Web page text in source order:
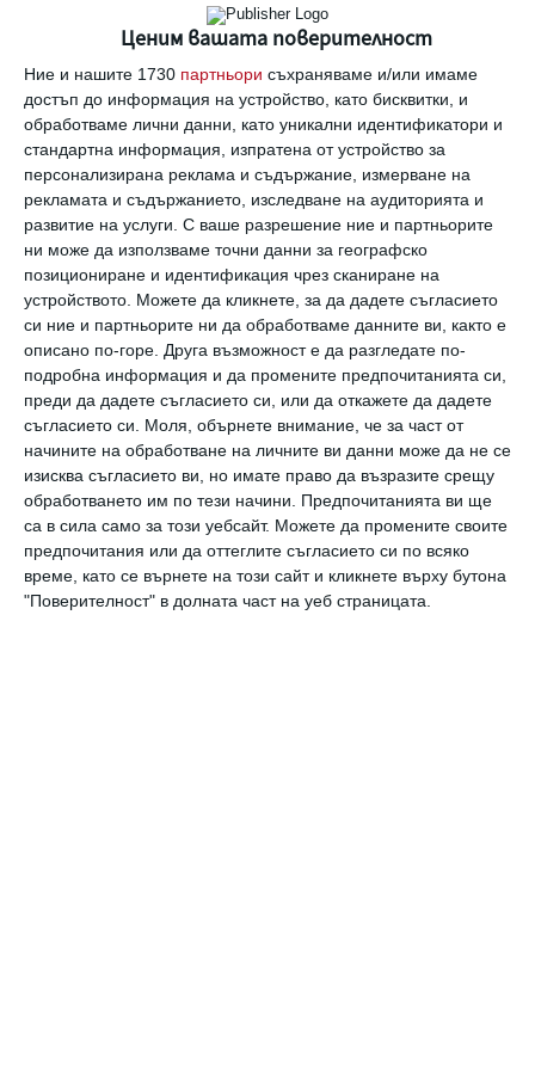
Ценим вашата поверителност
Ние и нашите 1730 партньори съхраняваме и/или имаме
достъп до информация на устройство, като бисквитки, и
обработваме лични данни, като уникални идентификатори и
стандартна информация, изпратена от устройство за
персонализирана реклама и съдържание, измерване на
рекламата и съдържанието, изследване на аудиторията и
развитие на услуги. С ваше разрешение ние и партньорите
ни може да използваме точни данни за географско
позициониране и идентификация чрез сканиране на
устройството. Можете да кликнете, за да дадете съгласието
си ние и партньорите ни да обработваме данните ви, както е
описано по-горе. Друга възможност е да разгледате по-
подробна информация и да промените предпочитанията си,
преди да дадете съгласието си, или да откажете да дадете
съгласието си.
Моля, обърнете внимание, че за част от
начините на обработване на личните ви данни може да не се
изисква съгласието ви, но имате право да възразите срещу
обработването им по тези начини. Предпочитанията ви ще
са в сила само за този уебсайт. Можете да промените своите
предпочитания или да оттеглите съгласието си по всяко
време, като се върнете на този сайт и кликнете върху бутона
"Поверителност" в долната част на уеб страницата.
Най нови
Здраве
Вените не обичат жегата
06 август 2026 г.
Заедно
Идилия и релакс за семейството на
Башар Рахал
06 август 2026 г.
Заедно
Рая Пеева с бременна фотосесия
06 август 2026 г.
Калкулатори